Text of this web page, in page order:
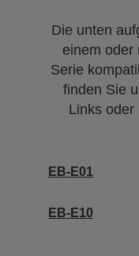
Die unten
einem oder
Serie
finden Sie
Links oder
EB-E01
EB-E10